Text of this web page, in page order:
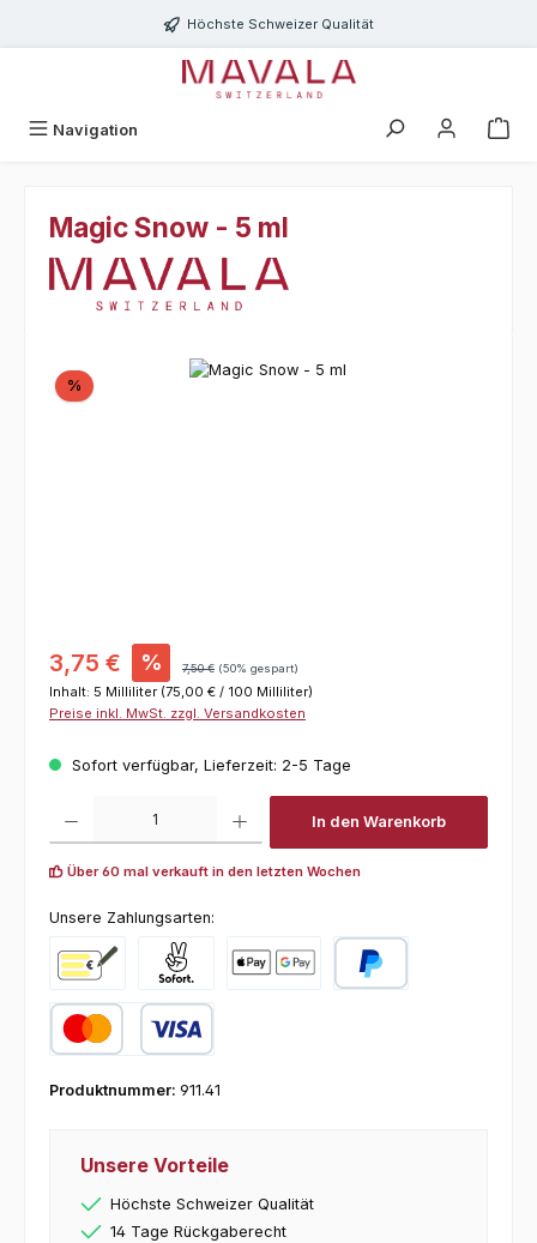
Zum Hauptinhalt springenHöchste Schweizer Qualität
Navigation
Magic Snow - 5 ml
Bildergalerie überspringen
% Rabatt
Verkaufspreis:
3,75 € % Regulärer Preis:
7,50 € (50% gespart)
Inhalt: 5 Milliliter (75,00 € / 100 Milliliter)
Preise inkl. MwSt. zzgl. Versandkosten
Sofort verfügbar, Lieferzeit: 2-5 Tage
In den Warenkorb
Über 60 mal verkauft in den letzten Wochen
Unsere Zahlungsarten:
Vorkasse Pay with Klarna
Produktnummer: 911.41
Unsere Vorteile
Höchste Schweizer Qualität
14 Tage Rückgaberecht